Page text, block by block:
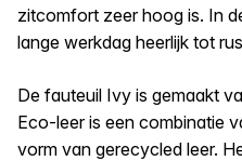
zitcomfort zeer hoog is. In
lange werkdag heerlijk tot
De fauteuil Ivy is gemaakt
Eco-leer is een combinatie
vorm van gerecycled leer.